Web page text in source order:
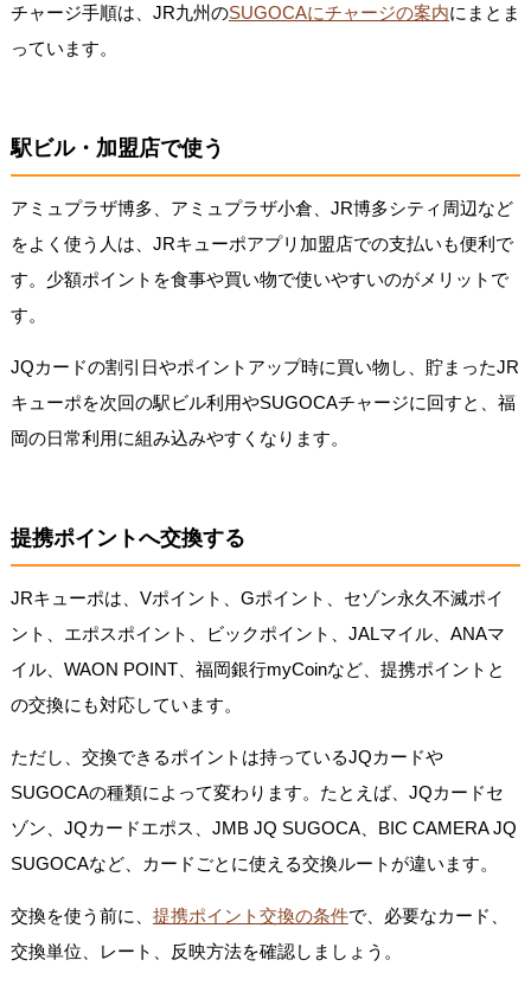
チャージ手順は、JR九州のSUGOCAにチャージの案内にまとま
っています。
駅ビル・加盟店で使う
アミュプラザ博多、アミュプラザ小倉、JR博多シティ周辺など
をよく使う人は、JRキューポアプリ加盟店での支払いも便利で
す。少額ポイントを食事や買い物で使いやすいのがメリットで
す。
JQカードの割引日やポイントアップ時に買い物し、貯まったJR
キューポを次回の駅ビル利用やSUGOCAチャージに回すと、福
岡の日常利用に組み込みやすくなります。
提携ポイントへ交換する
JRキューポは、Vポイント、Gポイント、セゾン永久不滅ポイ
ント、エポスポイント、ビックポイント、JALマイル、ANAマ
イル、WAON POINT、福岡銀行myCoinなど、提携ポイントと
の交換にも対応しています。
ただし、交換できるポイントは持っているJQカードや
SUGOCAの種類によって変わります。たとえば、JQカードセ
ゾン、JQカードエポス、JMB JQ SUGOCA、BIC CAMERA JQ
SUGOCAなど、カードごとに使える交換ルートが違います。
交換を使う前に、 提携ポイント交換の条件で、必要なカード、
交換単位、レート、反映方法を確認しましょう。